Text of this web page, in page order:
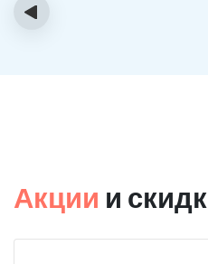
‹
Акции и